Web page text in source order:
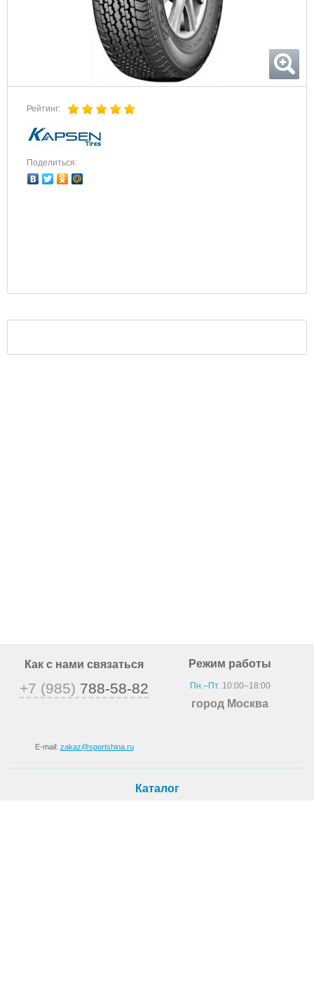
Рейтинг:
Поделиться:
Как с нами связаться
+7 (985) 788-58-82
E-mail: zakaz@sportshina.ru
Режим работы
Пн.–Пт.10:00–18:00
город Москва
Каталог